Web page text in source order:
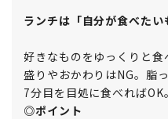
ランチは「自分が食べたい
好きなものをゆっくりと
盛りやおかわりはNG。脂
7分目を目処に食べればOK。
◎ポイント